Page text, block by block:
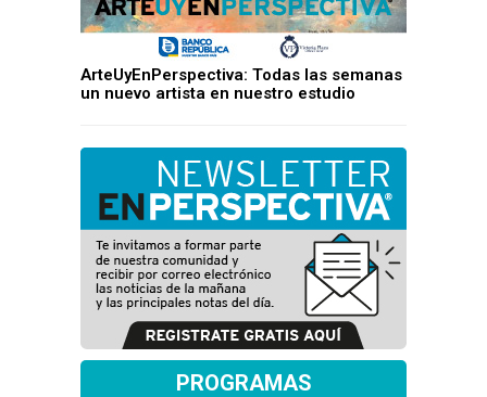
ArteUyEnPerspectiva: Todas las semanas
un nuevo artista en nuestro estudio
PROGRAMAS